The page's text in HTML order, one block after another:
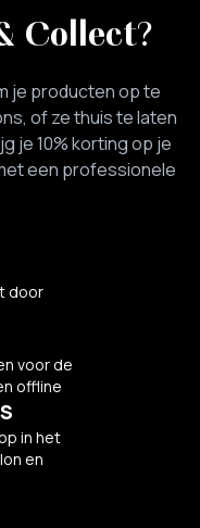
Collect?
je producten op te
of ze thuis te laten
je 10% korting op je
een professionele
door
voor de
offline
in het
en